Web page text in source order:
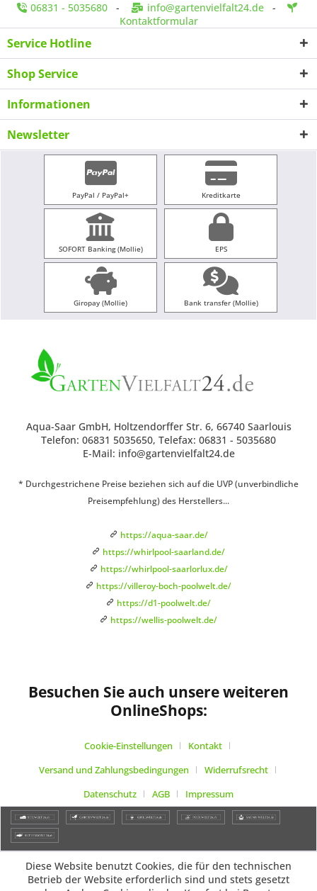
06831 - 5035680- info@gartenvielfalt24.de-
Kontaktformular
Service Hotline
Shop Service
Informationen
Newsletter
PayPal / PayPal+ Kreditkarte
SOFORT Banking (Mollie) EPS
Giropay (Mollie) Bank transfer (Mollie)
Aqua-Saar GmbH, Holtzendorffer Str. 6, 66740 Saarlouis
Telefon: 06831 5035650, Telefax: 06831 - 5035680
E-Mail: info@gartenvielfalt24.de
* Durchgestrichene Preise beziehen sich auf die UVP (unverbindliche
Preisempfehlung) des Herstellers...
https://aqua-saar.de/
https://whirlpool-saarland.de/
https://whirlpool-saarlorlux.de/
https://villeroy-boch-poolwelt.de/
https://d1-poolwelt.de/
https://wellis-poolwelt.de/
Besuchen Sie auch unsere weiteren
OnlineShops:
Cookie-Einstellungen
Kontakt
Versand und Zahlungsbedingungen
Widerrufsrecht
Datenschutz
AGB Impressum
Diese Website benutzt Cookies, die für den technischen
Betrieb der Website erforderlich sind und stets gesetzt